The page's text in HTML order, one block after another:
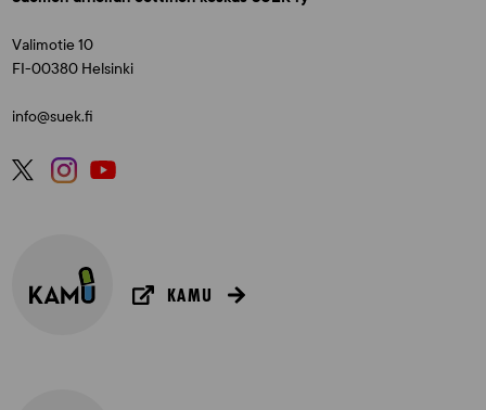
Valimotie 10
FI-00380 Helsinki
info@suek.fi
KAMU